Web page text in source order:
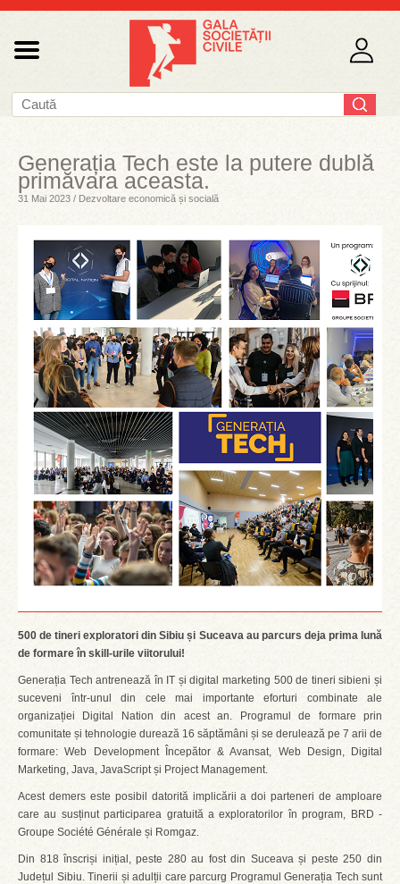
Generația Tech este la putere dublă
primăvara aceasta.
31 Mai 2023 / Dezvoltare economică și socială
500 de tineri exploratori din Sibiu și Suceava au parcurs deja prima lună
de formare în skill-urile viitorului!
Generația Tech antrenează în IT și digital marketing 500 de tineri sibieni și
suceveni într-unul din cele mai importante eforturi combinate ale
organizației Digital Nation din acest an. Programul de formare prin
comunitate și tehnologie durează 16 săptămâni și se derulează pe 7 arii de
formare: Web Development Începător & Avansat, Web Design, Digital
Marketing, Java, JavaScript și Project Management.
Acest demers este posibil datorită implicării a doi parteneri de amploare
care au susținut participarea gratuită a exploratorilor în program, BRD -
Groupe Société Générale și Romgaz.
Din 818 înscriși inițial, peste 280 au fost din Suceava și peste 250 din
Județul Sibiu. Tinerii și adulții care parcurg Programul Generația Tech sunt